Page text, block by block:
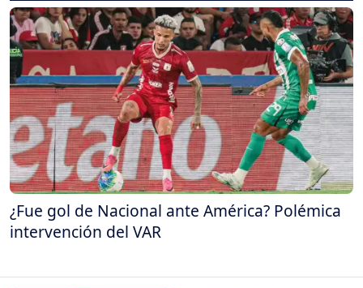
¿Fue gol de Nacional ante América? Polémica
intervención del VAR